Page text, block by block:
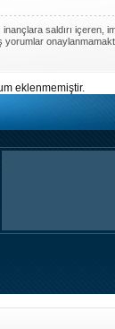
saldırı içeren,
eklenmemiştir.